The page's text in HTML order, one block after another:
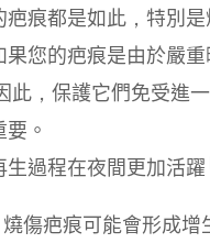
疤痕都是如此，特別
果您的疤痕是由於嚴
此，保護它們免受進
。
生過程在夜間更加活躍
傷疤痕可能會形成增